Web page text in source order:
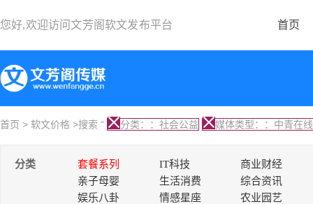
您好,欢迎访问 文芳阁软文发布平台 首页
首页 > 软文价格 >搜索 “ 分类：：社会公益 媒体类型：：中青在线
分类 套餐系列 IT科技
商业财经
亲子母婴
生活消费
综合资讯
娱乐八卦
情感星座
农业园艺